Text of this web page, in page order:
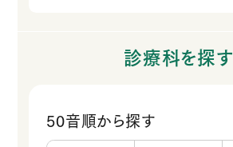
診療科を探す
50音順から探す